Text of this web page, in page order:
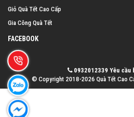
Giỏ Quà Tết Cao Cấp
Gia Công Quà Tết
FACEBOOK
0932012339 Yêu cầu
© Copyright 2018-2026 Quà Tết Cao